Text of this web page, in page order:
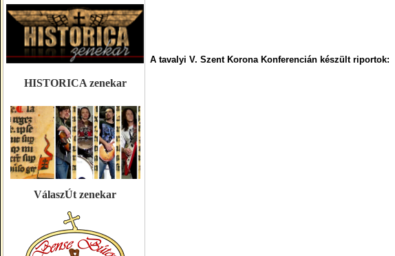
HISTORICA zenekar
VálaszÚt zenekar
A tavalyi V. Szent Korona Konferencián készült riportok: